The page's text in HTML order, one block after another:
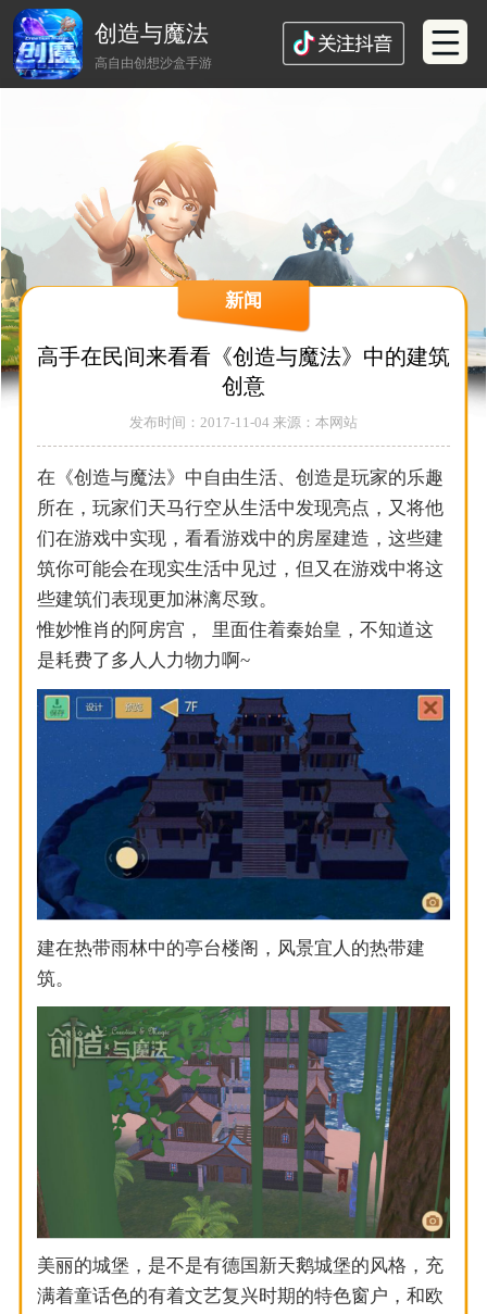
创造与魔法
高自由创想沙盒手游
新闻
高手在民间来看看《创造与魔法》中的建筑
创意
发布时间：2017-11-04 来源：本网站
在《创造与魔法》中自由生活、创造是玩家的乐趣
所在，玩家们天马行空从生活中发现亮点，又将他
们在游戏中实现，看看游戏中的房屋建造，这些建
筑你可能会在现实生活中见过，但又在游戏中将这
些建筑们表现更加淋漓尽致。
惟妙惟肖的阿房宫， 里面住着秦始皇，不知道这
是耗费了多人人力物力啊~
建在热带雨林中的亭台楼阁，风景宜人的热带建
筑。
美丽的城堡，是不是有德国新天鹅城堡的风格，充
满着童话色的有着文艺复兴时期的特色窗户，和欧